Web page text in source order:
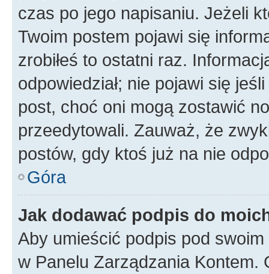
czas po jego napisaniu. Jeżeli
Twoim postem pojawi się
zrobiłeś to ostatni raz.
odpowiedział; nie pojawi się
post, choć oni mogą zostawić
przeedytowali. Zauważ, że
postów, gdy ktoś już na nie
Góra
Jak dodawać podpis do
Aby umieścić podpis pod
w Panelu Zarządzania